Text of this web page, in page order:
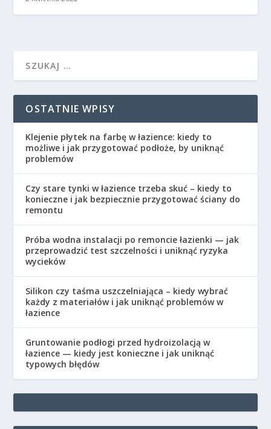
OSTATNIE WPISY
Klejenie płytek na farbę w łazience: kiedy to
możliwe i jak przygotować podłoże, by uniknąć
problemów
Czy stare tynki w łazience trzeba skuć – kiedy to
konieczne i jak bezpiecznie przygotować ściany do
remontu
Próba wodna instalacji po remoncie łazienki — jak
przeprowadzić test szczelności i uniknąć ryzyka
wycieków
Silikon czy taśma uszczelniająca – kiedy wybrać
każdy z materiałów i jak uniknąć problemów w
łazience
Gruntowanie podłogi przed hydroizolacją w
łazience — kiedy jest konieczne i jak uniknąć
typowych błędów